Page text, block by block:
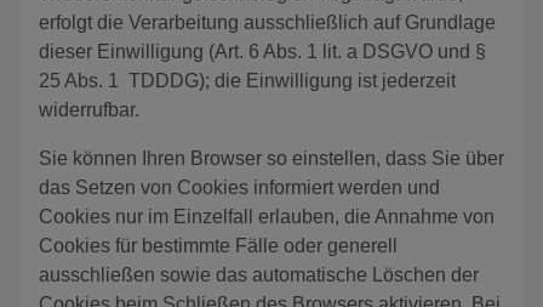
erfolgt die Verarbeitung ausschließlich auf Grundlage
dieser Einwilligung (Art. 6 Abs. 1 lit. a DSGVO und §
25 Abs. 1 TDDDG); die Einwilligung ist jederzeit
widerrufbar.
Sie können Ihren Browser so einstellen, dass Sie über
das Setzen von Cookies informiert werden und
Cookies nur im Einzelfall erlauben, die Annahme von
Cookies für bestimmte Fälle oder generell
ausschließen sowie das automatische Löschen der